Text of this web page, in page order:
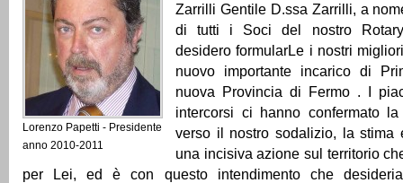
Lorenzo Papetti - Presidente
anno 2010-2011
Zarrilli Gentile D.ssa Zarrilli, a
di tutti i Soci del nostro
desidero formularLe i nostri
nuovo importante incarico di
nuova Provincia di Fermo . I
intercorsi ci hanno confermato
verso il nostro sodalizio, la stima
una incisiva azione sul territorio
per Lei, ed è con questo intendimento che